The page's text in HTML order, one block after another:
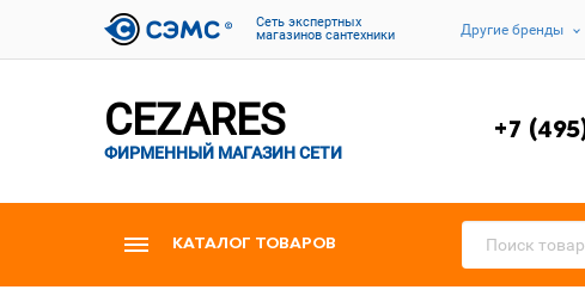
Cеть экспертных
магазинов сантехники
Другие бренды
CEZARES
ФИРМЕННЫЙ МАГАЗИН СЕТИ
+7
КАТАЛОГ ТОВАРОВ